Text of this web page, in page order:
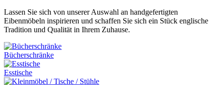
Lassen Sie sich von unserer Auswahl an handgefertigten
Eibenmöbeln inspirieren und schaffen Sie sich ein Stück englische
Tradition und Qualität in Ihrem Zuhause.
Bücherschränke
Esstische